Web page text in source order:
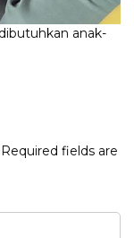
anak-
Required fields are